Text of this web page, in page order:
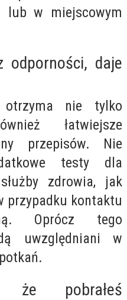
lub w miejscowym
odporności, daje
otrzyma nie tylko
łatwiejsze
przepisów. Nie
testy dla
zdrowia, jak
przypadku kontaktu
Oprócz tego
uwzględniani w
że pobrałeś